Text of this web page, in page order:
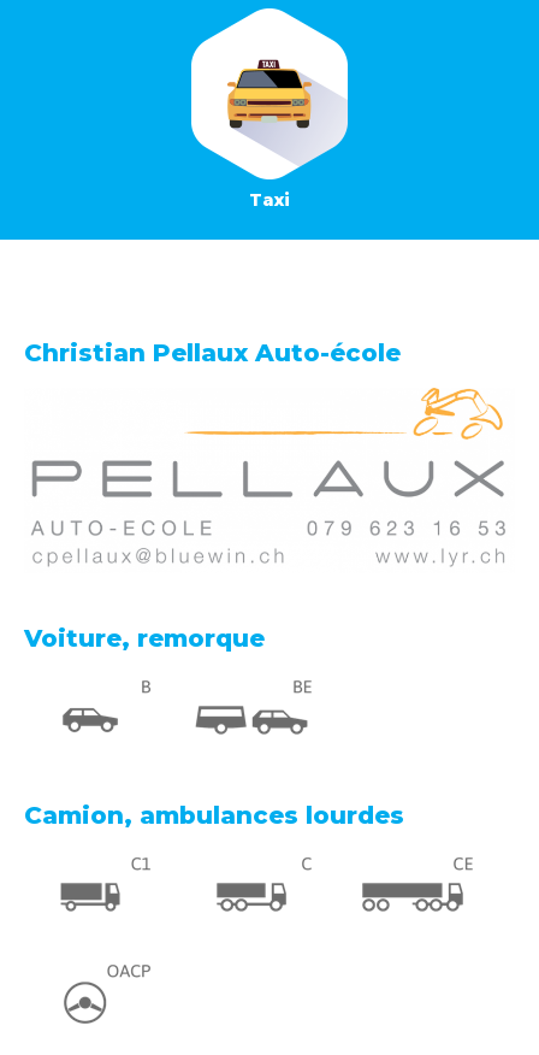
Taxi
Christian Pellaux Auto-école
Voiture, remorque
Camion, ambulances lourdes